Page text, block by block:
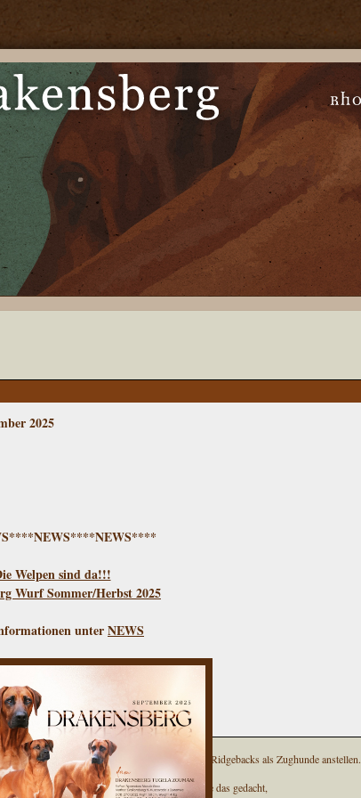
...versuchen wir doch mal, wie sich Ridgebacks als Zughunde anstellen.
Und wer hätte das gedacht,
2025
Welpen sind da!!!
Wurf Sommer/Herbst 2025
unterNEWS